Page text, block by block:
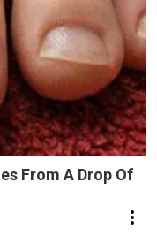
From A Drop Of